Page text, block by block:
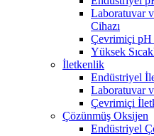
Laboratuvar
Cihazı
Çevrimiçi pH
Yüksek
İletkenlik
Endüstriyel
Laboratuvar
Çevrimiçi
Çözünmüş Oksijen
Endüstriyel